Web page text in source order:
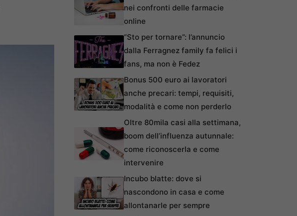
nei confronti delle farmacie
online
“Sto per tornare”: l’annuncio
dalla Ferragnez family fa felici i
fans, ma non è Fedez
Bonus 500 euro ai lavoratori
anche precari: tempi, requisiti,
modalità e come non perderlo
Oltre 80mila casi alla settimana,
boom dell’influenza autunnale:
come riconoscerla e come
intervenire
Incubo blatte: dove si
nascondono in casa e come
allontanarle per sempre